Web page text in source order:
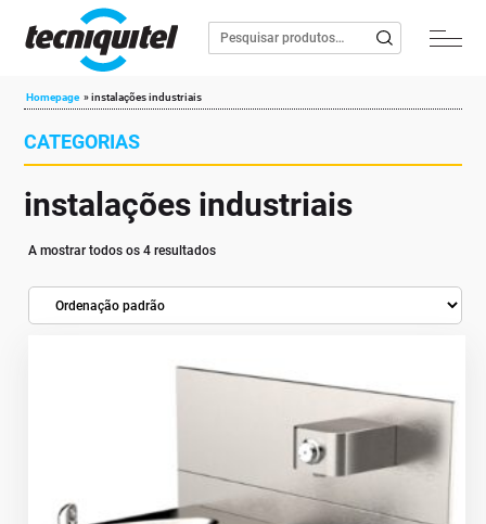
Homepage »instalações industriais
CATEGORIAS
instalações industriais
A mostrar todos os 4 resultados